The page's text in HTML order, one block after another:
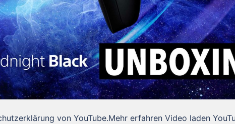
von YouTube.Mehr erfahren Video laden